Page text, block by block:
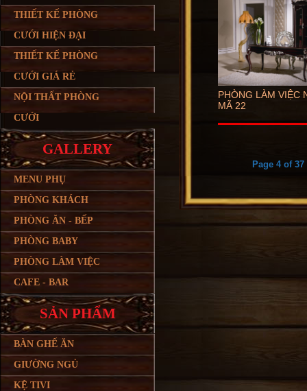
THIẾT KẾ PHÒNG
CƯỚI HIỆN ĐẠI
THIẾT KẾ PHÒNG
CƯỚI GIÁ RẺ
NỘI THẤT PHÒNG
CƯỚI
GALLERY
MENU PHỤ
PHÒNG KHÁCH
PHÒNG ĂN - BẾP
PHÒNG BABY
PHÒNG LÀM VIỆC
CAFE - BAR
SẢN PHẨM
BÀN GHẾ ĂN
GIƯỜNG NGỦ
KỆ TIVI
PHÒNG LÀM VIỆC
MÃ 22
Page 4 of 37